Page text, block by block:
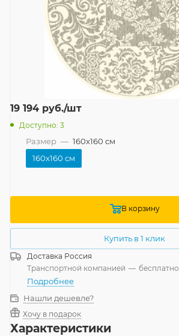
19 194 руб./шт
Доступно: 3
Размер — 160x160 см
160x160 см
В корзину
Купить в 1 клик
Доставка Россия
Транспортной компанией — бесплатно
Подробнее
Нашли дешевле?
Хочу в подарок
Характеристики